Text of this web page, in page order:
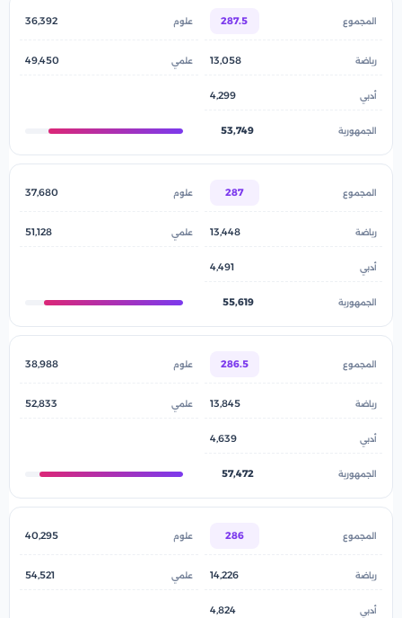
287.5
36,392
13,058
49,450
4,299
53,749
287
37,680
13,448
51,128
4,491
55,619
286.5
38,988
13,845
52,833
4,639
57,472
286
40,295
14,226
54,521
4,824